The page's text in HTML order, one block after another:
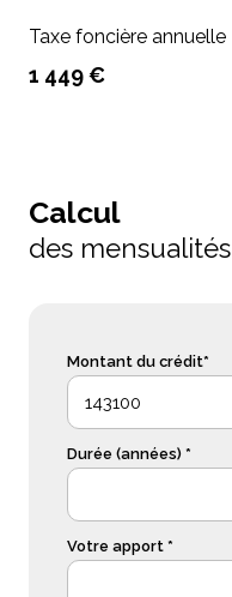
Taxe foncière annuelle
1 449 €
Calcul
des mensualités
Montant du crédit*
Durée (années) *
Votre apport *